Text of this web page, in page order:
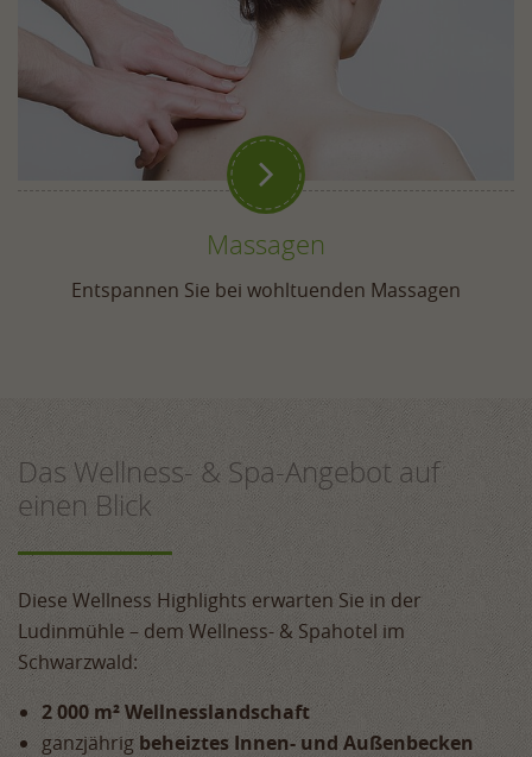

Massagen
Entspannen Sie bei wohltuenden Massagen
Das Wellness- & Spa-Angebot auf
einen Blick
Diese Wellness Highlights erwarten Sie in der
Ludinmühle – dem Wellness- & Spahotel im
Schwarzwald:
2 000 m² Wellnesslandschaft
ganzjährigbeheiztes Innen- und Außenbecken